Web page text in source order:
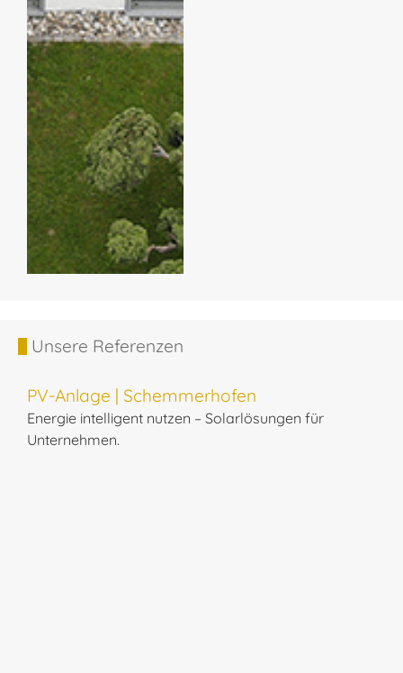
Unsere Referenzen
PV-Anlage | Schemmerhofen
Energie intelligent nutzen – Solarlösungen für
Unternehmen.